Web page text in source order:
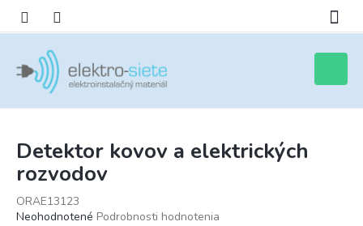
obsah
košík
Detektor kovov a elektrických
rozvodov
ORAE13123
Priemerné
Neohodnotené Podrobnosti hodnotenia